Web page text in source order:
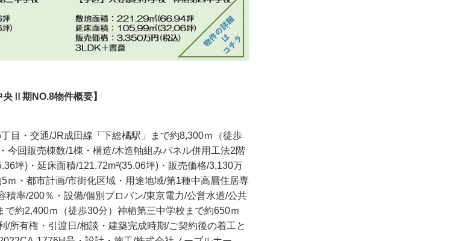
央Ⅱ期NO.8物件概要】
目・交通/JR成田線「下総橘駅」まで約8,300ｍ（徒歩
今回販売棟数/1棟・構造/木造軸組みパネル併用工法2階
坪)・延床面積/121.72m²(35.06坪)・販売価格/3,130万
ｍ・都市計画/市街化区域・用途地域/第1種中高層住居専
積率/200％・設備/個別プロパン/東京電力/公営水道/公共
で約2,400ｍ（徒歩30分）神栖第三中学校まで約650ｍ
/所有権・引渡日/相談・建築完成時期/ご契約後の着工と